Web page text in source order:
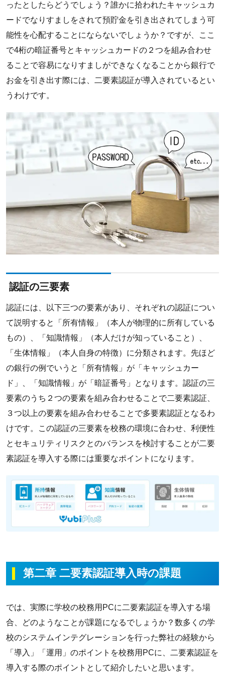
ったとしたらどうでしょう？誰かに拾われたキャッシュカ
ードでなりすましをされて預貯金を引き出されてしまう可
能性を心配することにならないでしょうか？ですが、ここ
で4桁の暗証番号とキャッシュカードの２つを組み合わせ
ることで容易になりすましができなくなることから銀行で
お金を引き出す際には、二要素認証が導入されているとい
うわけです。
認証の三要素
認証には、以下三つの要素があり、それぞれの認証につい
て説明すると「所有情報」（本人が物理的に所有している
もの）、「知識情報」（本人だけが知っていること）、
「生体情報」（本人自身の特徴）に分類されます。先ほど
の銀行の例でいうと「所有情報」が「キャッシュカー
ド」、「知識情報」が「暗証番号」となります。認証の三
要素のうち２つの要素を組み合わせることで二要素認証、
３つ以上の要素を組み合わせることで多要素認証となるわ
けです。この認証の三要素を校務の環境に合わせ、利便性
とセキュリティリスクとのバランスを検討することが二要
素認証を導入する際には重要なポイントになります。
第二章 二要素認証導入時の課題
では、実際に学校の校務用PCに二要素認証を導入する場
合、どのようなことが課題になるでしょうか？数多くの学
校のシステムインテグレーションを行った弊社の経験から
「導入」「運用」のポイントを校務用PCに、二要素認証を
導入する際のポイントとして紹介したいと思います。